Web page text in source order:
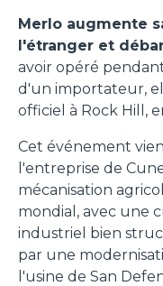
Merlo augmente
l'étranger et
avoir opéré
d'un importateur,
officiel à Rock Hill,
Cet événement
l'entreprise de
mécanisation
mondial, avec une
industriel bien
par une
l'usine de San